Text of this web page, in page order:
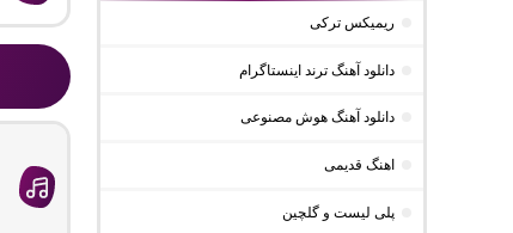
ریمیکس ترکی
دانلود آهنگ ترند اینستاگرام
دانلود آهنگ هوش مصنوعی
اهنگ قدیمی
پلی لیست و گلچین